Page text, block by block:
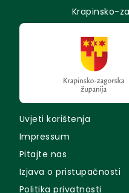
Krapinsko-
Uvjeti korištenja
Impressum
Pitajte nas
Izjava o pristupačnosti
Politika privatnosti